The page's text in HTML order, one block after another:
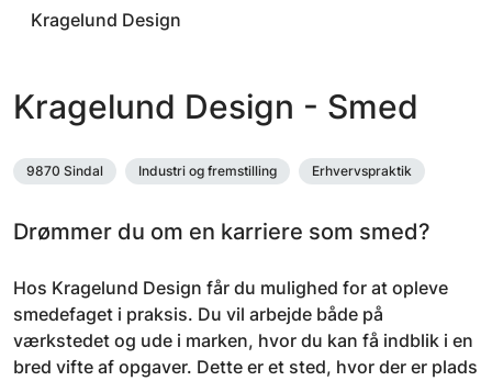
Kragelund Design
Kragelund Design - Smed
9870 Sindal Industri og fremstilling Erhvervspraktik
Drømmer du om en karriere som smed?
Hos Kragelund Design får du mulighed for at opleve
smedefaget i praksis. Du vil arbejde både på
værkstedet og ude i marken, hvor du kan få indblik i en
bred vifte af opgaver. Dette er et sted, hvor der er plads